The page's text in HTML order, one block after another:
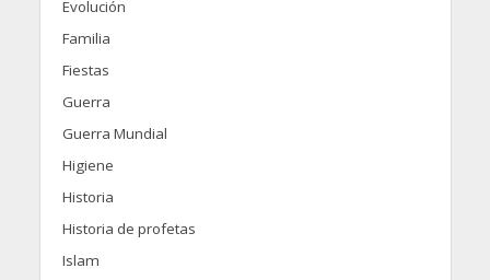
Evolución
Familia
Fiestas
Guerra
Guerra Mundial
Higiene
Historia
Historia de profetas
Islam